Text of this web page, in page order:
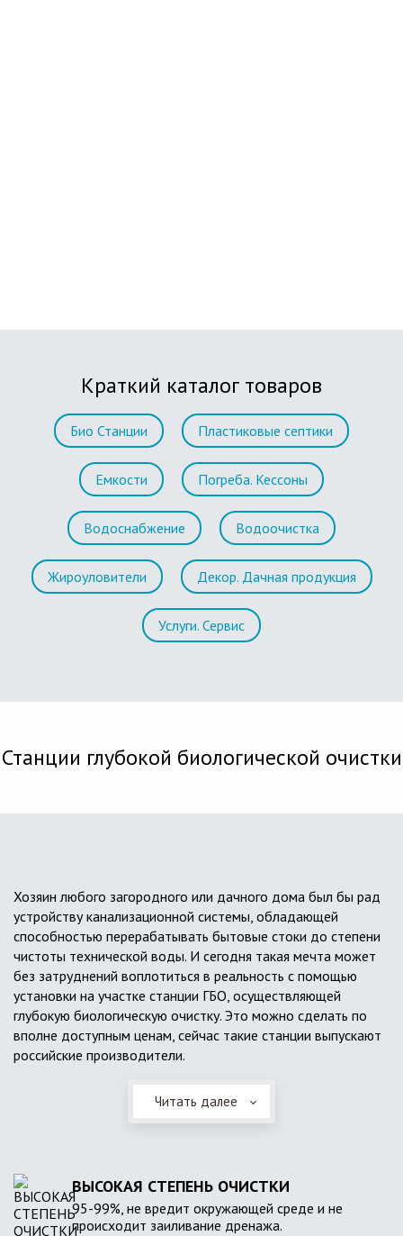
Краткий каталог товаров
Био Станции Пластиковые септики
Емкости Погреба. Кессоны
Водоснабжение Водоочистка
Жироуловители Декор. Дачная продукция
Услуги. Сервис
Станции глубокой биологической очистки
Хозяин любого загородного или дачного дома был бы рад
устройству канализационной системы, обладающей
способностью перерабатывать бытовые стоки до степени
чистоты технической воды. И сегодня такая мечта может
без затруднений воплотиться в реальность с помощью
установки на участке станции ГБО, осуществляющей
глубокую биологическую очистку. Это можно сделать по
вполне доступным ценам, сейчас такие станции выпускают
российские производители.
Читать далее
ВЫСОКАЯ СТЕПЕНЬ ОЧИСТКИ
95-99%, не вредит окружающей среде и не
происходит заиливание дренажа.